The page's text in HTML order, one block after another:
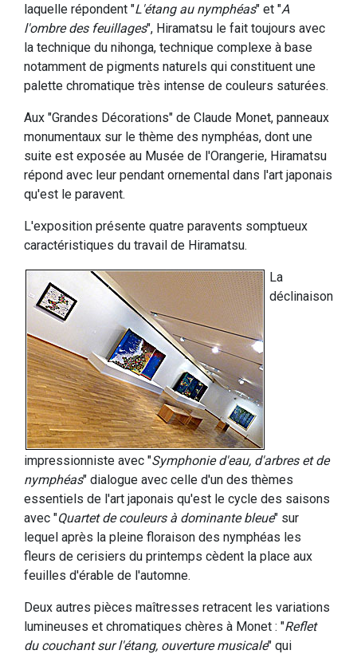
laquelle répondent "L'étang au nymphéas" et "A
l'ombre des feuillages", Hiramatsu le fait toujours avec
la technique du nihonga, technique complexe à base
notamment de pigments naturels qui constituent une
palette chromatique très intense de couleurs saturées.
Aux "Grandes Décorations" de Claude Monet, panneaux
monumentaux sur le thème des nymphéas, dont une
suite est exposée au Musée de l'Orangerie, Hiramatsu
répond avec leur pendant ornemental dans l'art japonais
qu'est le paravent.
L'exposition présente quatre paravents somptueux
caractéristiques du travail de Hiramatsu.
La
déclinaison
impressionniste avec "Symphonie d'eau, d'arbres et de
nymphéas" dialogue avec celle d'un des thèmes
essentiels de l'art japonais qu'est le cycle des saisons
avec "Quartet de couleurs à dominante bleue" sur
lequel après la pleine floraison des nymphéas les
fleurs de cerisiers du printemps cèdent la place aux
feuilles d'érable de l'automne.
Deux autres pièces maîtresses retracent les variations
lumineuses et chromatiques chères à Monet : "Reflet
du couchant sur l'étang, ouverture musicale" qui